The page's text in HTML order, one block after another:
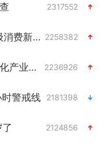
2317552
“电影+”如何激发千亿级消费新活力？ 2258382
全球首个长时储能一体化产业园量产 2236926
警戒线 2181398
2124856